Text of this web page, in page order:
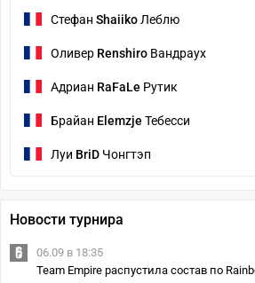
Стефан Shaiiko Леблю
Оливер Renshiro Вандраух
Адриан RaFaLe Рутик
Брайан Elemzje Тебесси
Луи BriD Чонгтэп
Новости турнира
06.09 в 18:35
Team Empire распустила состав по